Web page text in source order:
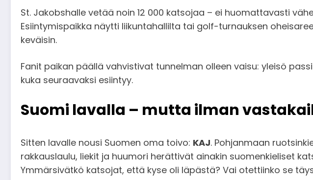
St. Jakobshalle vetää noin 12 000 katsojaa – ei huomattavasti
Esiintymispaikka näytti liikuntahallilta tai golf-turnauksen
keväisin.
Fanit paikan päällä vahvistivat tunnelman olleen vaisu: yleisö
kuka seuraavaksi esiintyy.
Suomi lavalla – mutta ilman
Sitten lavalle nousi Suomen oma toivo: KAJ. Pohjanmaan
rakkauslaulu, liekit ja huumori herättivät ainakin suomenkieliset
Ymmärsivätkö katsojat, että kyse oli läpästä? Vai otettiinko se